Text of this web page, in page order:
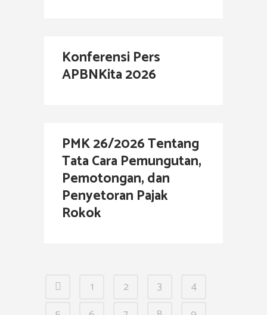
Konferensi Pers
APBNKita 2026
PMK 26/2026 Tentang
Tata Cara Pemungutan,
Pemotongan, dan
Penyetoran Pajak
Rokok
1 2 3
4